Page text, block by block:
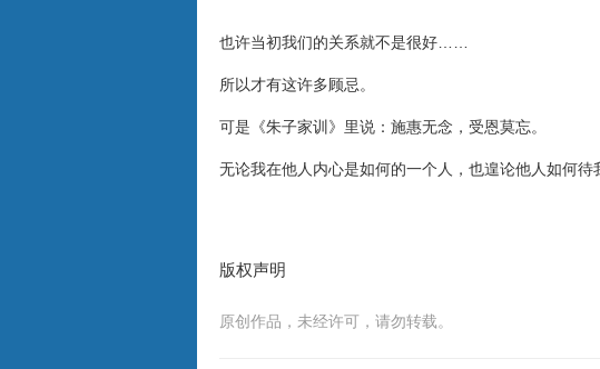
也许当初我们的关系就不是很好……
所以才有这许多顾忌。
可是《朱子家训》里说：施惠无念，受恩莫忘。
无论我在他人内心是如何的一个人，也遑论他人如何待
版权声明
原创作品，未经许可，请勿转载。